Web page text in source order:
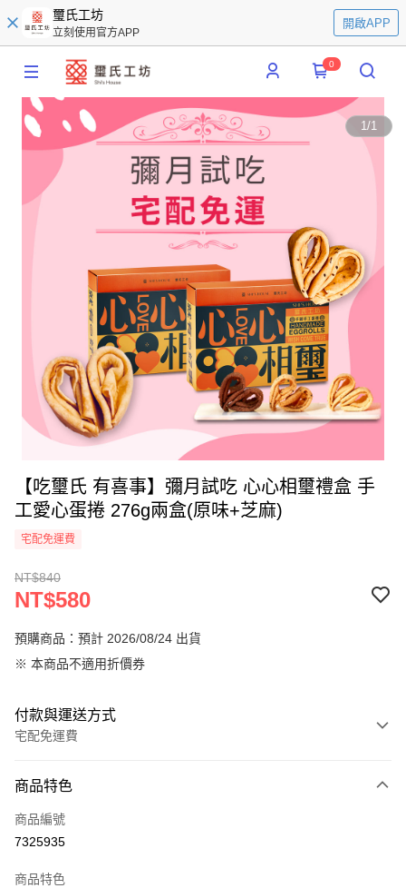
璽氏工坊
立刻使用官方APP
開啟APP
0
1/1
【吃璽氏 有喜事】彌月試吃 心心相璽禮盒 手
工愛心蛋捲 276g兩盒(原味+芝麻)
宅配免運費
NT$840
NT$580
預購商品：預計 2026/08/24 出貨
※ 本商品不適用折價券
付款與運送方式
宅配免運費
信用卡一次付款
LINE Pay
商品特色
商品編號
7325935
商品特色